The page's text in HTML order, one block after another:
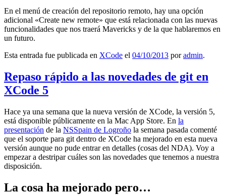
En el menú de creación del repositorio remoto, hay una opción
adicional «Create new remote» que está relacionada con las nuevas
funcionalidades que nos traerá Mavericks y de la que hablaremos en
un futuro.
Esta entrada fue publicada en XCode el 04/10/2013 poradmin.
Repaso rápido a las novedades de git en
XCode 5
Hace ya una semana que la nueva versión de XCode, la versión 5,
está disponible públicamente en la Mac App Store. En la
presentación de la NSSpain de Logroño la semana pasada comenté
que el soporte para git dentro de XCode ha mejorado en esta nueva
versión aunque no pude entrar en detalles (cosas del NDA). Voy a
empezar a destripar cuáles son las novedades que tenemos a nuestra
disposición.
La cosa ha mejorado pero…